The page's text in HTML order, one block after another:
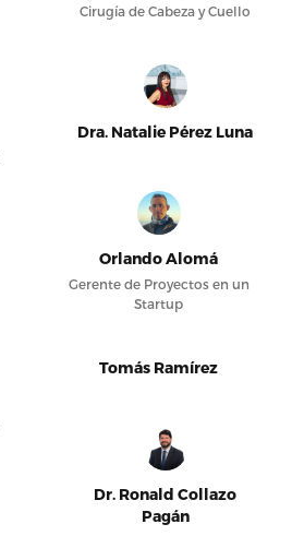
Cirugía de Cabeza y Cuello
Dra. Natalie Pérez Luna
Orlando Alomá
Gerente de Proyectos en un
Startup
Tomás Ramírez
Dr. Ronald Collazo
Pagán